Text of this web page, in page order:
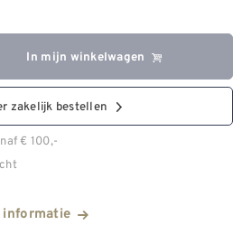
In mijn winkelwagen
zakelijk bestellen
€ 100,-
informatie